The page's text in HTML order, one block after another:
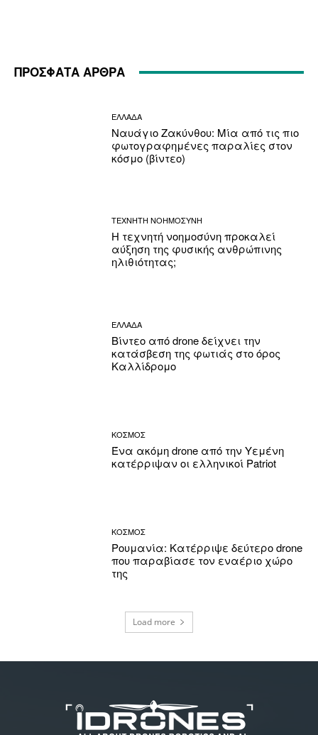
ΠΡΟΣΦΑΤΑ ΑΡΘΡΑ
ΕΛΛΑΔΑ
Ναυάγιο Ζακύνθου: Μία από τις πιο
φωτογραφημένες παραλίες στον
κόσμο (βίντεο)
ΤΕΧΝΗΤΗ ΝΟΗΜΟΣΥΝΗ
Η τεχνητή νοημοσύνη προκαλεί
αύξηση της φυσικής ανθρώπινης
ηλιθιότητας;
ΕΛΛΑΔΑ
Βίντεο από drone δείχνει την
κατάσβεση της φωτιάς στο όρος
Καλλίδρομο
ΚΟΣΜΟΣ
Ένα ακόμη drone από την Υεμένη
κατέρριψαν οι ελληνικοί Patriot
ΚΟΣΜΟΣ
Ρουμανία: Κατέρριψε δεύτερο drone
που παραβίασε τον εναέριο χώρο
της
Load more